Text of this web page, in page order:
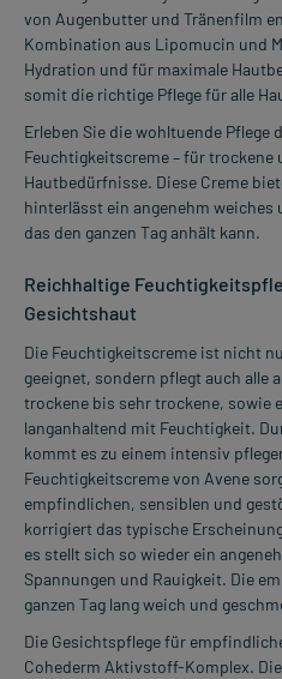
von Augenbutter und Tränenfilm
Kombination aus Lipomucin und
Hydration und für maximale
somit die richtige Pflege für alle
Erleben Sie die wohltuende Pflege
Feuchtigkeitscreme – für trockene
Hautbedürfnisse. Diese Creme
hinterlässt ein angenehm weiches
das den ganzen Tag anhält kann.
Reichhaltige
Gesichtshaut
Die Feuchtigkeitscreme ist nicht
geeignet, sondern pflegt auch alle
trockene bis sehr trockene, sowie
langanhaltend mit Feuchtigkeit.
kommt es zu einem intensiv
Feuchtigkeitscreme von Avene
empfindlichen, sensiblen und
korrigiert das typische
es stellt sich so wieder ein
Spannungen und Rauigkeit. Die
ganzen Tag lang weich und
Die Gesichtspflege für
Cohederm Aktivstoff-Komplex.